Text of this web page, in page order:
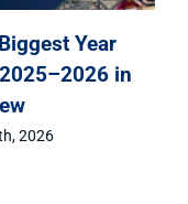
KTEC Schools of
Innovation
Announces Grand
Opening of New